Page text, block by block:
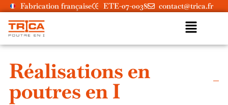
Aller
contenu
Fabrication française ETE-07-0038 contact@trica.fr
Menu
Réalisations en
poutres en I